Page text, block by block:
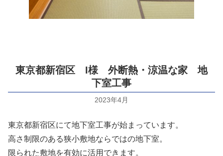
東京都新宿区 I様 外断熱・涼温な家 地
下室工事
2023年4月
東京都新宿区にて地下室工事が始まっています。
高さ制限のある狭小敷地ならではの地下室。
限られた敷地を有効に活用できます。